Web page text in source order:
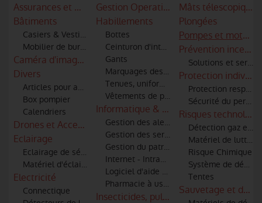
Assurances et mutuelles
Bâtiments
Casiers & Vestiaires
Mobilier de bureau
Caméra d'imagerie thermique - infra rouge
Divers
Articles pour amicale
Box pompier
Calendriers
Drones et Accessoires
Eclairage
Eclairage de sécurité
Matériel d'éclairage
Electricité
Connectique
Gestion Operationnelle
Habillements
Bottes
Ceinturon d'intervention
Gants
Marquages des articles textiles
Tenues, uniformes
Vêtements de protection, scaphandres
Informatique & logiciels
Gestion des alertes et informatique
Gestion des services techniques
Gestion du patrimoine
Internet - Intranet - Extranet
Logiciel d'aide à la décision
Pharmacie à usage intérieur
Insecticides, pulvérisateurs,
Mâts télescopiques
Plongées
Pompes et
Prévention incendie
Solutions et
Protection
Protection
Sécurité du
Risques
Détection gaz et
Matériel de lutte
Risque Chimique
Système de
Tentes
Sauvetage et